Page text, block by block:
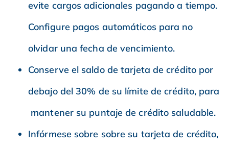
evite cargos adicionales pagando a tiempo.
Configure pagos automáticos para no
olvidar una fecha de vencimiento.
Conserve el saldo de tarjeta de crédito por
debajo del 30% de su límite de crédito, para
mantener su puntaje de crédito saludable.
Infórmese sobre sobre su tarjeta de crédito,